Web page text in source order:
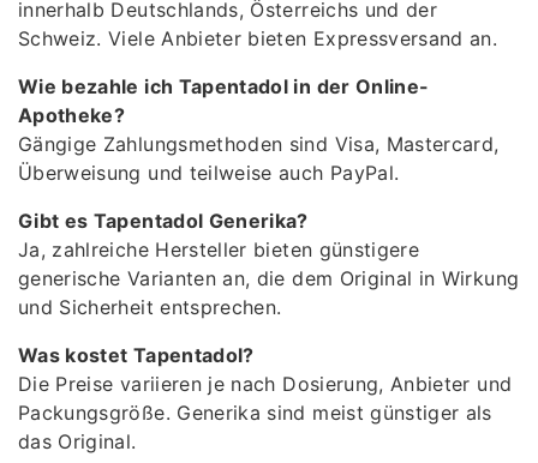
innerhalb Deutschlands, Österreichs und der
Schweiz. Viele Anbieter bieten Expressversand an.
Wie bezahle ich Tapentadol in der Online-
Apotheke?
Gängige Zahlungsmethoden sind Visa, Mastercard,
Überweisung und teilweise auch PayPal.
Gibt es Tapentadol Generika?
Ja, zahlreiche Hersteller bieten günstigere
generische Varianten an, die dem Original in Wirkung
und Sicherheit entsprechen.
Was kostet Tapentadol?
Die Preise variieren je nach Dosierung, Anbieter und
Packungsgröße. Generika sind meist günstiger als
das Original.